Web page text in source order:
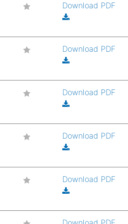
Download PDF
Download PDF
Download PDF
Download PDF
Download PDF